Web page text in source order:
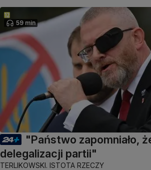
59 min
"Państwo zapomniało,
delegalizacji partii"
TERLIKOWSKI. ISTOTA RZECZY